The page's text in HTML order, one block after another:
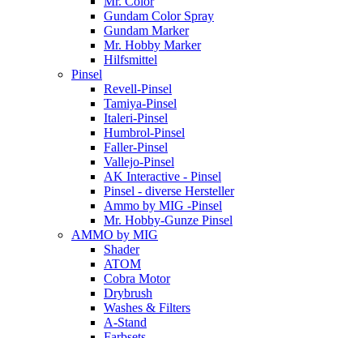
Gundam Color Spray
Gundam Marker
Mr. Hobby Marker
Hilfsmittel
Pinsel
Revell-Pinsel
Tamiya-Pinsel
Italeri-Pinsel
Humbrol-Pinsel
Faller-Pinsel
Vallejo-Pinsel
AK Interactive - Pinsel
Pinsel - diverse Hersteller
Ammo by MIG -Pinsel
Mr. Hobby-Gunze Pinsel
AMMO by MIG
Shader
ATOM
Cobra Motor
Drybrush
Washes & Filters
A-Stand